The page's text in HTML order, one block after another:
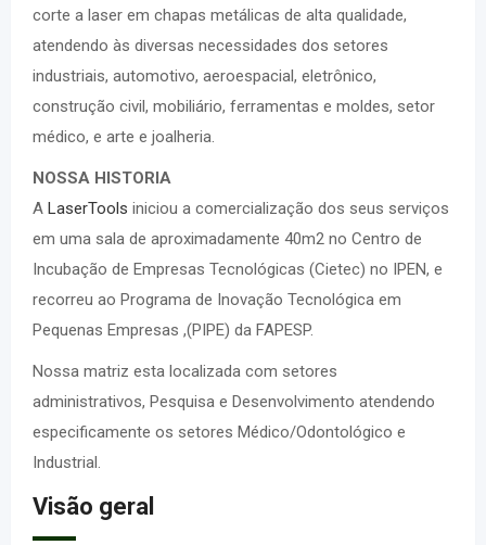
corte a laser em chapas metálicas de alta qualidade,
atendendo às diversas necessidades dos setores
industriais, automotivo, aeroespacial, eletrônico,
construção civil, mobiliário, ferramentas e moldes, setor
médico, e arte e joalheria.
NOSSA HISTORIA
A LaserTools iniciou a comercialização dos seus serviços
em uma sala de aproximadamente 40m2 no Centro de
Incubação de Empresas Tecnológicas (Cietec) no IPEN, e
recorreu ao Programa de Inovação Tecnológica em
Pequenas Empresas ,(PIPE) da FAPESP.
Nossa matriz esta localizada com setores
administrativos, Pesquisa e Desenvolvimento atendendo
especificamente os setores Médico/Odontológico e
Industrial.
Visão geral